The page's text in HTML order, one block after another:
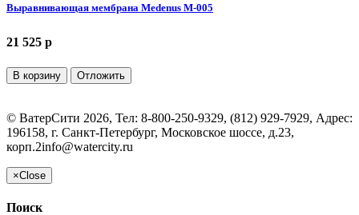
Выравнивающая мембрана Medenus M-005
21 525 p
В корзину Отложить
© ВатерСити 2026, Тел: 8-800-250-9329, (812) 929-7929, Адрес:
196158, г. Санкт-Петербург, Московское шоссе, д.23,
корп.2info@watercity.ru
×Close
Поиск